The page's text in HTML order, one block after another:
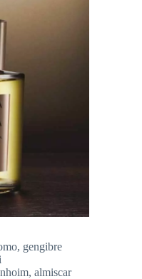
gengibre
almiscar